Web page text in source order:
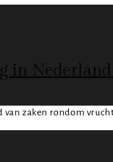
in
zaken rondom